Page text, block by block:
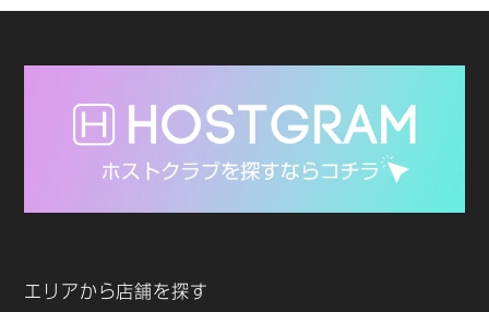
エリアから店舗を探す